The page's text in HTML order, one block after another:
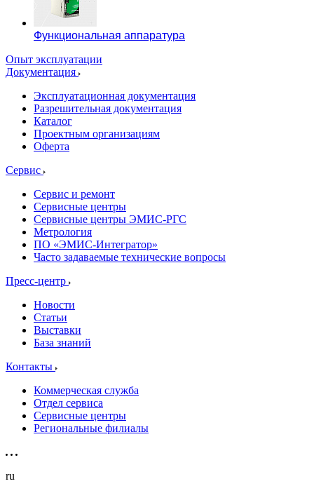
Функциональная аппаратура
Опыт эксплуатации
Документация
Эксплуатационная документация
Разрешительная документация
Каталог
Проектным организациям
Оферта
Сервис
Сервис и ремонт
Сервисные центры
Сервисные центры ЭМИС-РГС
Метрология
ПО «ЭМИС-Интегратор»
Часто задаваемые технические вопросы
Пресс-центр
Новости
Статьи
Выставки
База знаний
Контакты
Коммерческая служба
Отдел сервиса
Сервисные центры
Региональные филиалы
ru